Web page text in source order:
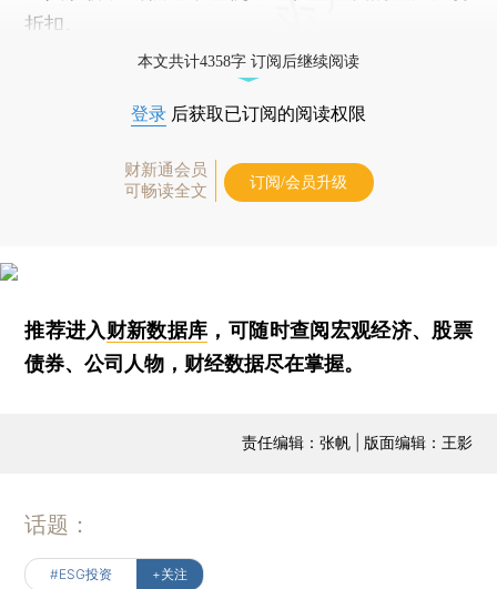
折扣。
本文共计4358字 订阅后继续阅读
登录 后获取已订阅的阅读权限
财新通会员
可畅读全文
订阅/会员升级
推荐进入财新数据库 ，可随时查阅宏观经济、股票
债券、公司人物，财经数据尽在掌握。
责任编辑：张帆 | 版面编辑：王影
话题：
#ESG投资 +关注